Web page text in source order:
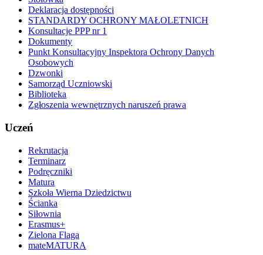
Deklaracja dostępności
STANDARDY OCHRONY MAŁOLETNICH
Konsultacje PPP nr 1
Dokumenty
Punkt Konsultacyjny Inspektora Ochrony Danych
Osobowych
Dzwonki
Samorząd Uczniowski
Biblioteka
Zgłoszenia wewnętrznych naruszeń prawa
Uczeń
Rekrutacja
Terminarz
Podręczniki
Matura
Szkoła Wierna Dziedzictwu
Ścianka
Siłownia
Erasmus+
Zielona Flaga
mateMATURA